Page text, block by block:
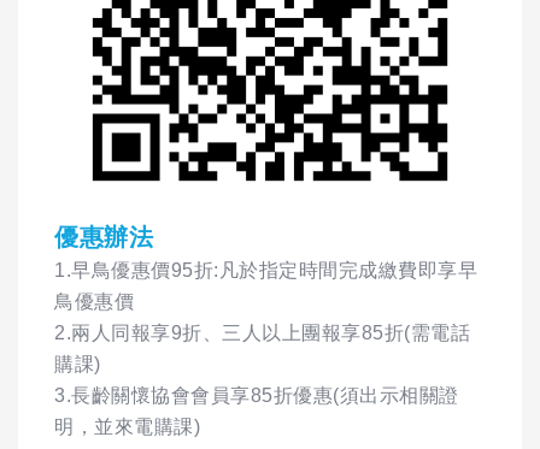
優惠辦法
1.早鳥優惠價95折:凡於指定時間完成繳費即享早
鳥優惠價
2.兩人同報享9折、三人以上團報享85折(需電話
購課)
3.長齡關懷協會會員享85折優惠(須出示相關證
明，並來電購課)